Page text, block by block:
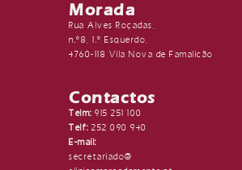
Morada
Rua Alves Roçadas,
n.º8, 1.º Esquerdo,
4760-118 Vila Nova de Famalicão
Contactos
Telm: 915 251 100
Telf: 252 090 940
E-mail:
secretariado@